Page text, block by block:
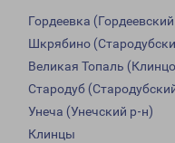
Гордеевка
Шкрябино
Великая Топаль
Стародуб
Унеча (Унечский р-н)
Клинцы